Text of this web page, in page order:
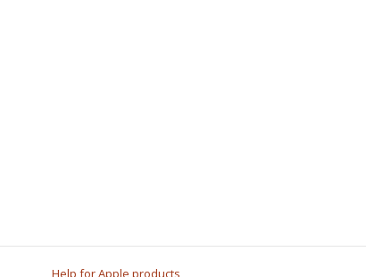
Help for Apple products